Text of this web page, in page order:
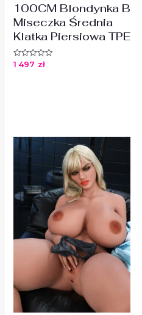
100CM Blondynka B
Miseczka Średnia
Klatka Piersiowa TPE
Oceniono
1 497 zł